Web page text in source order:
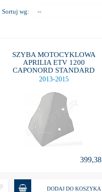
Sortuj wg: --
SZYBA MOTOCYKLOWA
APRILIA ETV 1200
CAPONORD STANDARD
2013-2015
399,38
DODAJ DO KOSZYKA